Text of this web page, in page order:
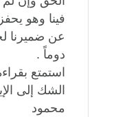
فينا وهو
عن ضميرنا
دوماً .
استمتع
الشك إلى
محمود